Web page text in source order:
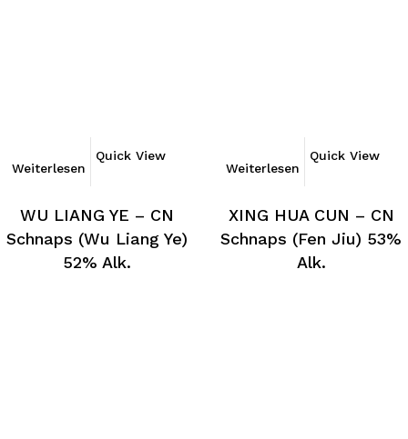
Weiterlesen
Quick View
WU LIANG YE – CN
Schnaps (Wu Liang Ye)
52% Alk.
Weiterlesen
Quick View
XING HUA CUN – CN
Schnaps (Fen Jiu) 53%
Alk.